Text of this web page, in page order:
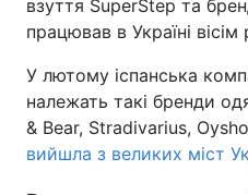
взуття SuperStep та
працював в Україні вісім
У лютому іспанська
належать такі бренди
& Bear, Stradivarius,
вийшла з великих міст